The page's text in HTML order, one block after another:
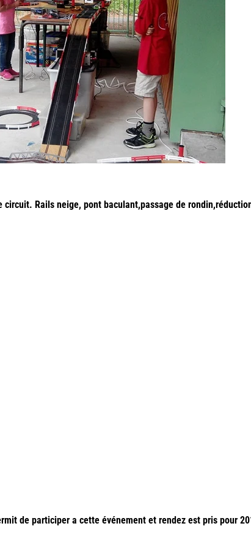
Rails neige, pont baculant,passage de
de participer a cette événement et rendez est pris pour